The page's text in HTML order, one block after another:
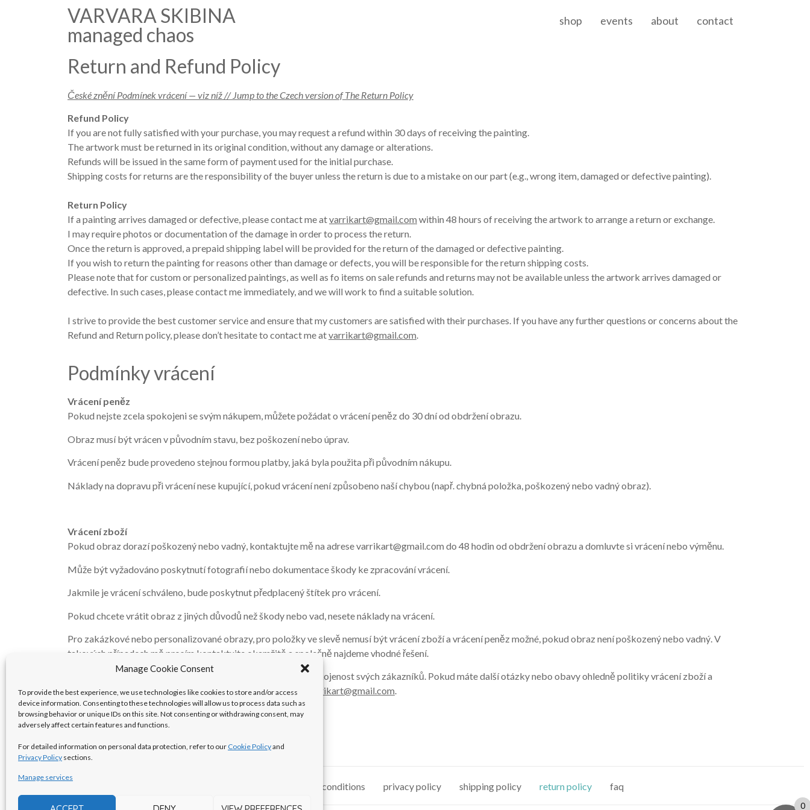
Manage Cookie Consent
To provide the best experience, we use technologies like cookies to store and/or access
device information. Consenting to these technologies will allow us to process data such as
browsing behavior or unique IDs on this site. Not consenting or withdrawing consent, may
adversely affect certain features and functions.
For detailed information on personal data protection, refer to our Cookie Policyand
Privacy Policy sections.
Manage services
VARVARA SKIBINA
managed chaos
shop events about contact
Return and Refund Policy
České znění Podmínek vrácení — viz níž // Jump to the Czech version of The Return Policy
Refund Policy
If you are not fully satisfied with your purchase, you may request a refund within 30 days of receiving the painting.
The artwork must be returned in its original condition, without any damage or alterations.
Refunds will be issued in the same form of payment used for the initial purchase.
Shipping costs for returns are the responsibility of the buyer unless the return is due to a mistake on our part (e.g., wrong item, damaged or defective painting).
Return Policy
If a painting arrives damaged or defective, please contact me atvarrikart@gmail.com within 48 hours of receiving the artwork to arrange a return or exchange.
I may require photos or documentation of the damage in order to process the return.
Once the return is approved, a prepaid shipping label will be provided for the return of the damaged or defective painting.
If you wish to return the painting for reasons other than damage or defects, you will be responsible for the return shipping costs.
Please note that for custom or personalized paintings, as well as fo items on sale refunds and returns may not be available unless the artwork arrives damaged or
defective. In such cases, please contact me immediately, and we will work to find a suitable solution.
I strive to provide the best customer service and ensure that my customers are satisfied with their purchases. If you have any further questions or concerns about the
Refund and Return policy, please don’t hesitate to contact me atvarrikart@gmail.com.
Podmínky vrácení
Vrácení peněz
Pokud nejste zcela spokojeni se svým nákupem, můžete požádat o vrácení peněz do 30 dní od obdržení obrazu.
Obraz musí být vrácen v původním stavu, bez poškození nebo úprav.
Vrácení peněz bude provedeno stejnou formou platby, jaká byla použita při původním nákupu.
Náklady na dopravu při vrácení nese kupující, pokud vrácení není způsobeno naší chybou (např. chybná položka, poškozený nebo vadný obraz).
Vrácení zboží
Pokud obraz dorazí poškozený nebo vadný, kontaktujte mě na adrese varrikart@gmail.com do 48 hodin od obdržení obrazu a domluvte si vrácení nebo výměnu.
Může být vyžadováno poskytnutí fotografií nebo dokumentace škody ke zpracování vrácení.
Jakmile je vrácení schváleno, bude poskytnut předplacený štítek pro vrácení.
Pokud chcete vrátit obraz z jiných důvodů než škody nebo vad, nesete náklady na vrácení.
Pro zakázkové nebo personalizované obrazy, pro položky ve slevě nemusí být vrácení zboží a vrácení peněz možné, pokud obraz není poškozený nebo vadný. V
takových případech mě prosím kontaktujte okamžitě a společně najdeme vhodné řešení.
Snažím se poskytovat nejlepší zákaznický servis a zajistit spokojenost svých zákazníků. Pokud máte další otázky nebo obavy ohledně politiky vrácení zboží a
vrácení peněz, neváhejte mě kontaktovat prostřednictvím
varrikart@gmail.com.
terms and conditions privacy policy shipping policy return policy faq
0